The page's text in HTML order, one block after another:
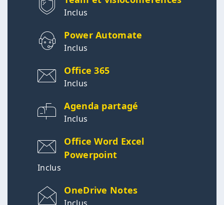
Inclus
Power Automate
Inclus
Office 365
Inclus
Agenda partagé
Inclus
Office Word Excel
Powerpoint
Inclus
OneDrive Notes